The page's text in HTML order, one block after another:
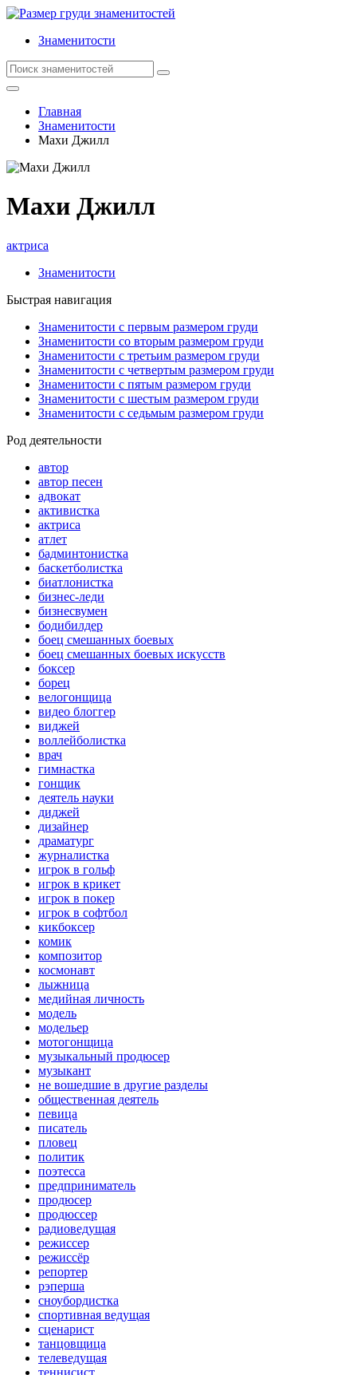
Знаменитости
Главная
Знаменитости
Махи Джилл
Махи Джилл
актриса
Знаменитости
Быстрая навигация
Знаменитости с первым размером груди
Знаменитости со вторым размером груди
Знаменитости с третьим размером груди
Знаменитости с четвертым размером груди
Знаменитости с пятым размером груди
Знаменитости с шестым размером груди
Знаменитости с седьмым размером груди
Род деятельности
автор
автор песен
адвокат
активистка
актриса
атлет
бадминтонистка
баскетболистка
биатлонистка
бизнес-леди
бизнесвумен
бодибилдер
боец смешанных боевых
боец смешанных боевых искусств
боксер
борец
велогонщица
видео блоггер
виджей
воллейболистка
врач
гимнастка
гонщик
деятель науки
диджей
дизайнер
драматург
журналистка
игрок в гольф
игрок в крикет
игрок в покер
игрок в софтбол
кикбоксер
комик
композитор
космонавт
лыжница
медийная личность
модель
модельер
мотогонщица
музыкальный продюсер
музыкант
не вошедшие в другие разделы
общественная деятель
певица
писатель
пловец
политик
поэтесса
предприниматель
продюсер
продюссер
радиоведущая
режиссер
режиссёр
репортер
рэперша
сноубордистка
спортивная ведущая
сценарист
танцовщица
телеведущая
теннисист